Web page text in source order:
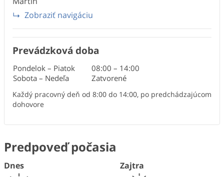
Zobraziť navigáciu
Prevádzková doba
Pondelok – Piatok 08:00 – 14:00
Sobota – Nedeľa
Zatvorené
Každý pracovný deň od 8:00 do 14:00, po predchádzajúcom
dohovore
Predpoveď počasia
Dnes Zajtra